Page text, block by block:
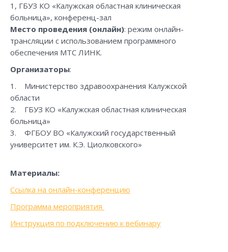
1, ГБУЗ КО «Калужская областная клиническая
больница», конференц-зал
Место проведения (онлайн): режим онлайн-
трансляции с использованием программного
обеспечения МТС ЛИНК.
Организаторы:
1. Министерство здравоохранения Калужской
области
2. ГБУЗ КО «Калужская областная клиническая
больница»
3. ФГБОУ ВО «Калужский государственный
университет им. К.Э. Циолковского»
Материалы:
Ссылка на онлайн-конференцию
Программа мероприятия
Инструкция по подключению к вебинару